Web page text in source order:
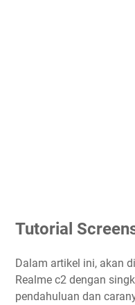
Tutorial
Dalam artikel ini, akan
Realme c2 dengan
pendahuluan dan